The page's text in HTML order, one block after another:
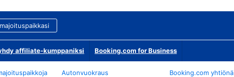
affiliate-kumppaniksi Booking.com for Business
Autonvuokraus
Booking.com yhtiönä